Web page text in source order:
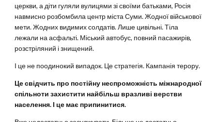
церкви, а діти гуляли вулицями зі своїми батьками, Росія
навмисно розбомбила центр міста Суми. Жодної військової
мети. Жодних видимих солдатів. Лише цивільні. Тіла
лежали на асфальті. Міський автобус, повний пасажирів,
розстріляний і знищений.
І це не поодинокий випадок. Це стратегія. Кампанія терору.
Це свідчить про постійну неспроможність міжнародної
спільноти захистити найбільш вразливі верстви
населення. І це має припинитися.